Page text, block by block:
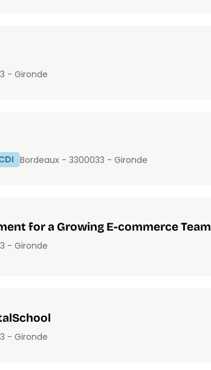
- Gironde
Bordeaux - 3300033 - Gironde
for a Growing E-commerce Team
- Gironde
- Gironde